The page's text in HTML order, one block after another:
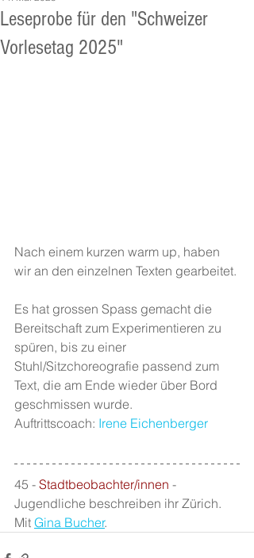
Leseprobe für den "Schweizer
Vorlesetag 2025"
Nach einem kurzen warm up, haben
wir an den einzelnen Texten gearbeitet.
Es hat grossen Spass gemacht die
Bereitschaft zum Experimentieren zu
spüren, bis zu einer
Stuhl/Sitzchoreografie passend zum
Text, die am Ende wieder über Bord
geschmissen wurde.
Auftrittscoach: Irene Eichenberger
45 - Stadtbeobachter/innen -
Jugendliche beschreiben ihr Zürich.
Mit Gina Bucher.